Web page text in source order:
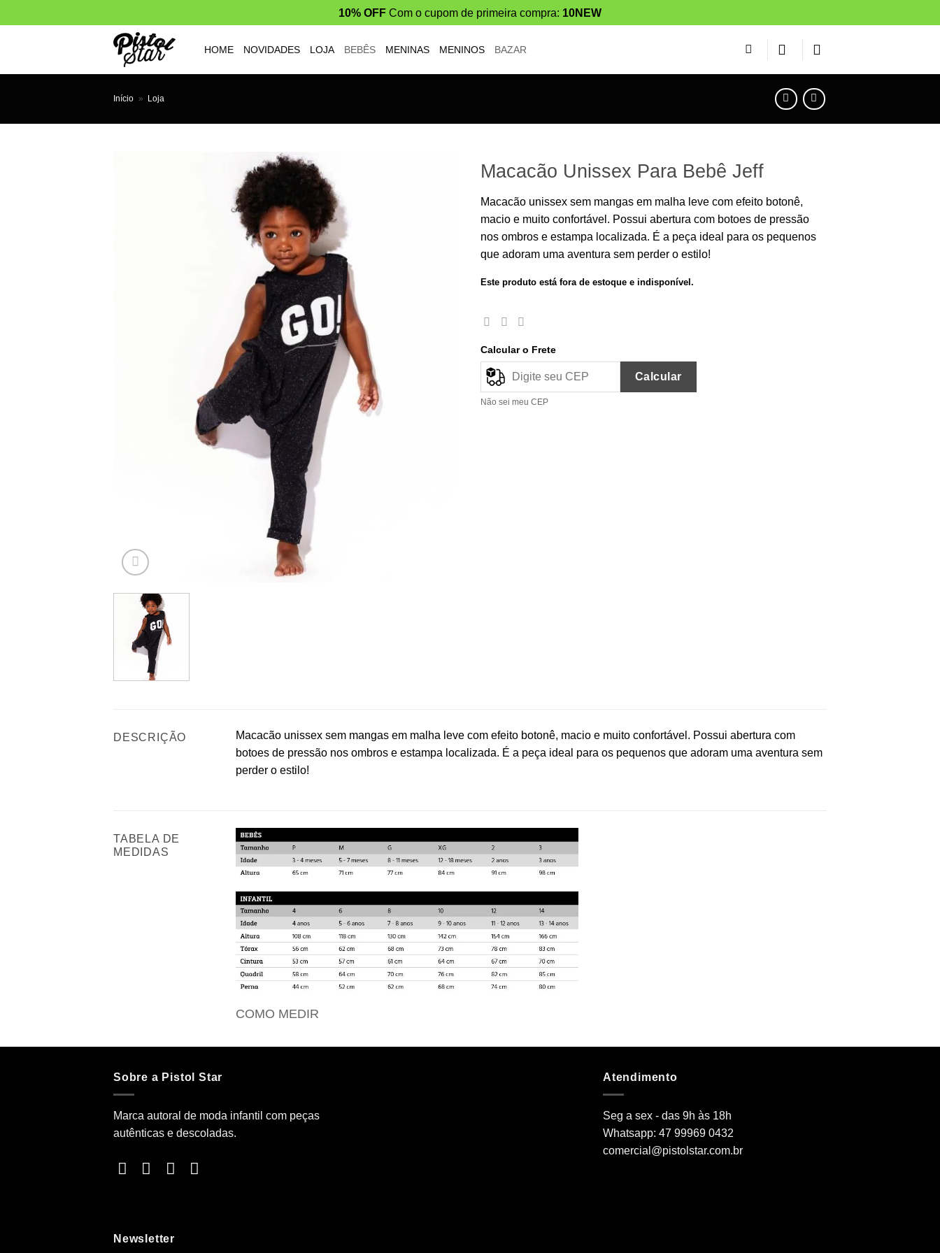
to
10% OFF Com o cupom de primeira compra: 10NEW
HOME NOVIDADES LOJA BEBÊS MENINAS MENINOS BAZAR
Início » Loja
Macacão Unissex Para Bebê Jeff
Macacão unissex sem mangas em malha leve com efeito botonê,
macio e muito confortável. Possui abertura com botoes de pressão
nos ombros e estampa localizada. É a peça ideal para os pequenos
que adoram uma aventura sem perder o estilo!
Este produto está fora de estoque e indisponível.
Calcular o Frete
Calcular
Não sei meu CEP
DESCRIÇÃO
Macacão unissex sem mangas em malha leve com efeito botonê, macio e muito confortável. Possui abertura com
botoes de pressão nos ombros e estampa localizada. É a peça ideal para os pequenos que adoram uma aventura sem
perder o estilo!
TABELA DE
MEDIDAS
COMO MEDIR
Sobre a Pistol Star
Marca autoral de moda infantil com peças
autênticas e descoladas.
Atendimento
Seg a sex - das 9h às 18h
Whatsapp: 47 99969 0432
comercial@pistolstar.com.br
Newsletter